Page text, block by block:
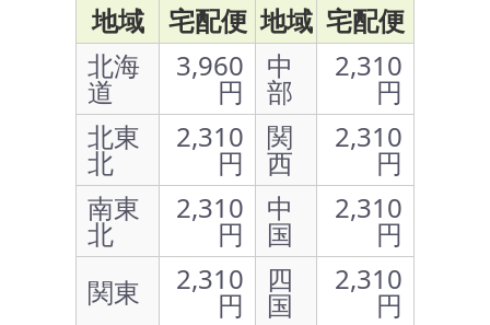
地域
宅配便 地域 宅配便
北海
道
3,960
円
中
部
2,310
円
北東
北
2,310
円
関
西
2,310
円
南東
北
2,310
円
中
国
2,310
円
関東
2,310
円
四
国
2,310
円